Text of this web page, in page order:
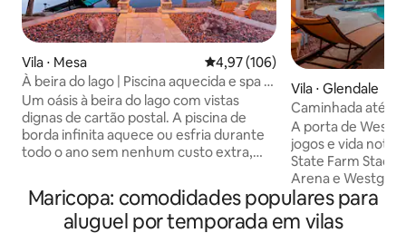
Vila ⋅ Mesa 4,97 de uma avaliação média de
4,97 (106)
À beira do lago | Piscina aquecida e spa |
Caiaques | 4 quartos
Um oásis à beira do lago com vistas
dignas de cartão postal. A piscina de
borda infinita aquece ou esfria durante
todo o ano sem nenhum custo extra,
escondido com 8 lugares. Doca com
caiaques, fogueira, pátio coberto e
churrasqueira para refeições ao pôr do
Vila ⋅ Glendale
Caminhada até o
arena/VIP, Exp,
A porta de
jogos e vida
State Farm
Arena e
District. A menos
de todas as
Maricopa: comodidades populares para
aluguel por temporada em vilas